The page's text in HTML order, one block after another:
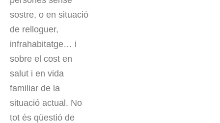
sostre, o en situació
de relloguer,
infrahabitatge… i
sobre el cost en
salut i en vida
familiar de la
situació actual. No
tot és qüestió de